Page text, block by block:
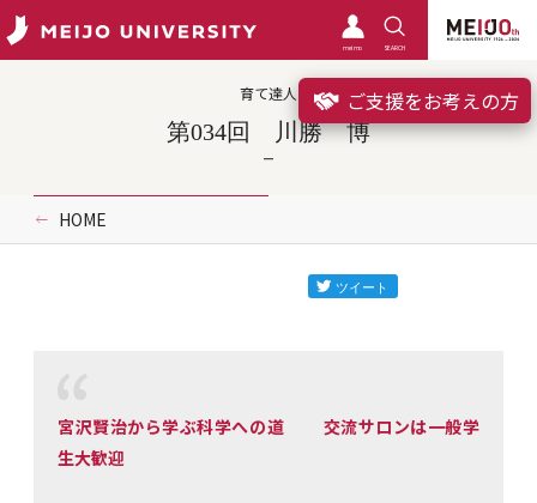
meimo SEARCH
ご支援をお考えの方
育て達人
第034回 川勝 博
HOME
宮沢賢治から学ぶ科学への道 交流サロンは一般学
生大歓迎